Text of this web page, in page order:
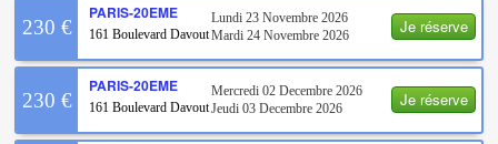
Je réserve
230 €
PARIS-20EME
161 Boulevard Davout
Lundi 23 Novembre 2026
Mardi 24 Novembre 2026
Je réserve
230 €
PARIS-20EME
161 Boulevard Davout
Mercredi 02 Decembre 2026
Jeudi 03 Decembre 2026